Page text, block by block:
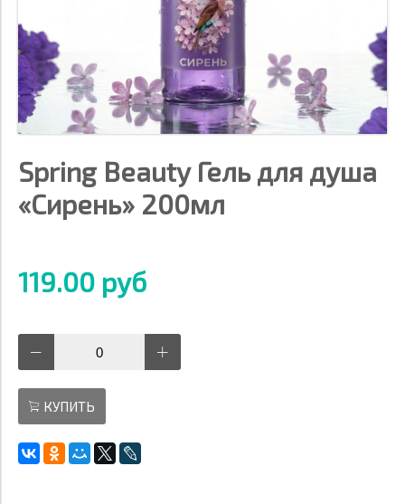
Spring Beauty Гель для душа
«Сирень» 200мл
119.00 руб
КУПИТЬ